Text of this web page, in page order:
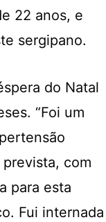
22 anos, e
sergipano.
do Natal
“Foi um
com
para esta
Fui internada